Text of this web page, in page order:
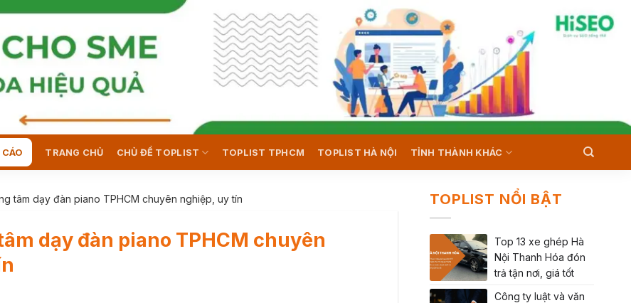
TRANG CHỦ CHỦ ĐỀ TOPLIST TOPLIST TPHCM TOPLIST HÀ NỘI TỈNH THÀNH KHÁC
tâm dạy đàn piano TPHCM chuyên nghiệp, uy tín
dạy đàn piano TPHCM chuyên
TOPLIST NỔI BẬT
Top 13 xe ghép Hà
Nội Thanh Hóa đón
trả tận nơi, giá tốt
Công ty luật và văn